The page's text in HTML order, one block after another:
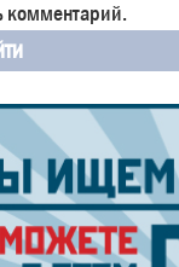
комментарий.